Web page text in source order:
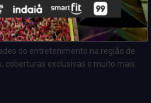
do entretenimento na região de
coberturas exclusivas e muito mais.